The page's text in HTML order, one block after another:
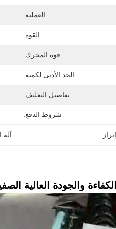
العملية:
القوة:
قوة المحرك:
الحد الأدنى لكمية:
تفاصيل التغليف:
شروط الدفع:
إبراز: آلة
الكفاءة والجودة العالية